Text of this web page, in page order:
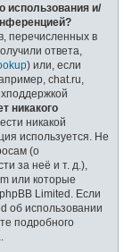
использования и/
перечисленных в
ответа,
) или, если
chat.ru,
никакого
никакой
используется. Не
(о
за неё и т. д.),
или которые
Limited. Если
об использовании
подробного